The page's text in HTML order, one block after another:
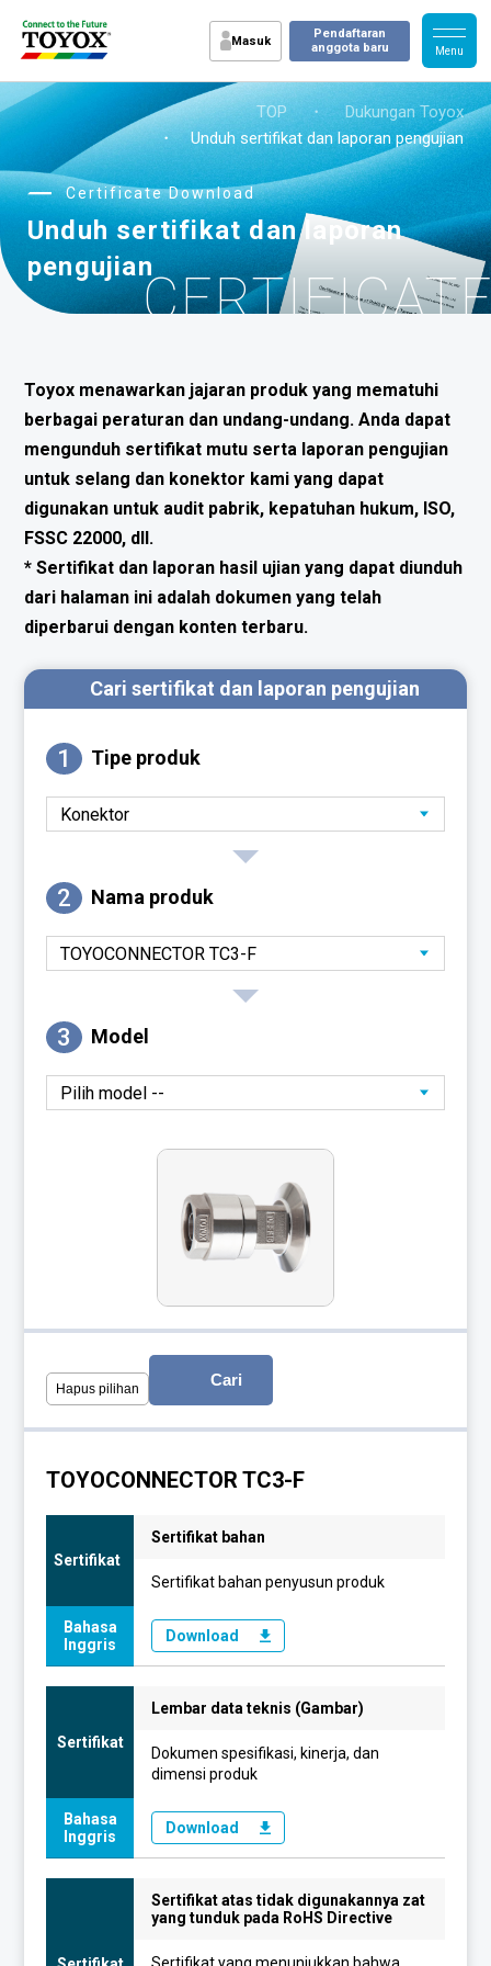
Masuk
Pendaftaran
anggota baru
TOP ・
Dukungan Toyox
・ Unduh sertifikat dan laporan pengujian
Certificate Download
Unduh sertifikat dan laporan
pengujian
Toyox menawarkan jajaran produk yang mematuhi
berbagai peraturan dan undang-undang. Anda dapat
mengunduh sertifikat mutu serta laporan pengujian
untuk selang dan konektor kami yang dapat
digunakan untuk audit pabrik, kepatuhan hukum, ISO,
FSSC 22000, dll.
* Sertifikat dan laporan hasil ujian yang dapat diunduh
dari halaman ini adalah dokumen yang telah
diperbarui dengan konten terbaru.
Cari sertifikat dan laporan pengujian
1 Tipe produk
2 Nama produk
3 Model
Hapus pilihan Cari
TOYOCONNECTOR TC3-F
Sertifikat
Sertifikat bahan
Sertifikat bahan penyusun produk
Bahasa
Inggris
Download
Sertifikat
Lembar data teknis (Gambar)
Dokumen spesifikasi, kinerja, dan
dimensi produk
Bahasa
Inggris
Download
Sertifikat atas tidak digunakannya zat
yang tunduk pada RoHS Directive